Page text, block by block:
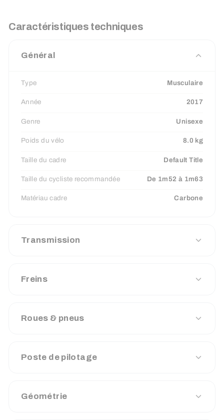
Caractéristiques techniques
Général
Type Musculaire
Année 2017
Genre Unisexe
Poids du vélo 8.0 kg
Taille du cadre Default Title
Taille du cycliste recommandée De 1m52 à 1m63
Matériau cadre Carbone
Transmission
Freins
Roues & pneus
Poste de pilotage
Géométrie